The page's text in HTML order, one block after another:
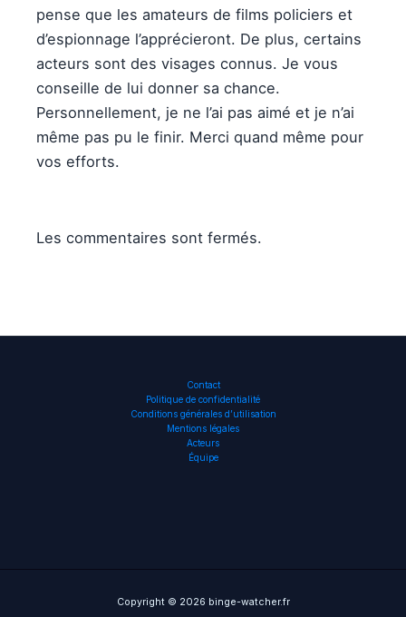
pense que les amateurs de films policiers et
d’espionnage l’apprécieront. De plus, certains
acteurs sont des visages connus. Je vous
conseille de lui donner sa chance.
Personnellement, je ne l’ai pas aimé et je n’ai
même pas pu le finir. Merci quand même pour
vos efforts.
Les commentaires sont fermés.
Contact
Politique de confidentialité
Conditions générales d’utilisation
Mentions légales
Acteurs
Équipe
Copyright © 2026 binge-watcher.fr